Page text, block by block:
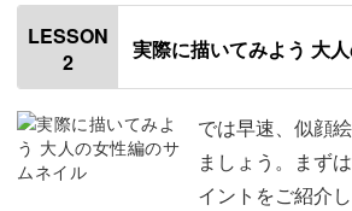
はじめに
写真の選び方
自画像で練習をする
おわりに
LESSON
2
実際に描いてみよう 大
では早速、似顔
ましょう。まず
イントをご紹介